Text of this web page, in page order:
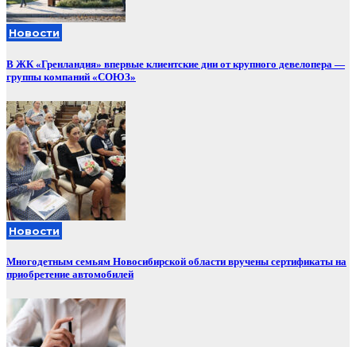
Новости
В ЖК «Гренландия» впервые клиентские дни от крупного девелопера —
группы компаний «СОЮЗ»
Новости
Многодетным семьям Новосибирской области вручены сертификаты на
приобретение автомобилей